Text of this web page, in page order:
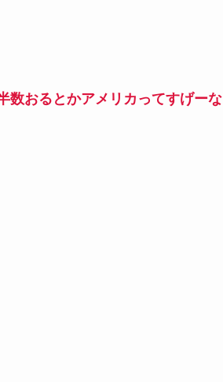
数おるとかアメリカってすげーな